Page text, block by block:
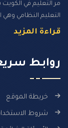
مر التعليم في الكويت
التعليم النظامي وهي
قراءة المزيد
روابـط
خريطة الموقع
شروط